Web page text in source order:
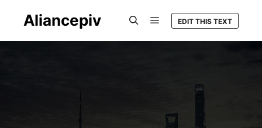
Aliancepiv EDIT THIS TEXT